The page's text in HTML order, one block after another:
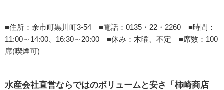
■住所：余市町黒川町3-54 ■電話：0135・22・2260 ■時間：
11:00～14:00、16:30～20:00 ■休み：木曜、不定 ■席数：100
席(喫煙可)
水産会社直営ならではのボリュームと安さ「柿崎商店